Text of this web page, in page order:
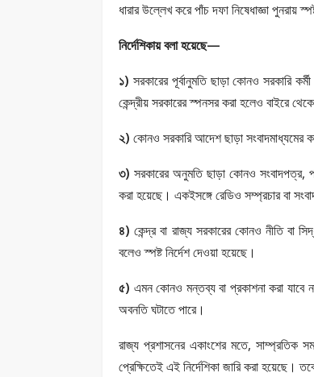
ধারার উল্লেখ করে পাঁচ দফা নিষেধাজ্ঞা পুনরায়
নির্দেশিকায় বলা হয়েছে—
১) সরকারের পূর্বানুমতি ছাড়া কোনও সরকারি
কেন্দ্রীয় সরকারের স্পনসর করা হলেও বাইরে
২) কোনও সরকারি আদেশ ছাড়া সংবাদমাধ্যমের
৩) সরকারের অনুমতি ছাড়া কোনও সংবাদপত্র,
করা হয়েছে। একইসঙ্গে রেডিও সম্প্রচার বা
৪)কেন্দ্র বা রাজ্য সরকারের কোনও নীতি বা
বলেও স্পষ্ট নির্দেশ দেওয়া হয়েছে।
৫) এমন কোনও মন্তব্য বা প্রকাশনা করা যাবে
অবনতি ঘটাতে পারে।
রাজ্য প্রশাসনের একাংশের মতে, সাম্প্রতিক
প্রেক্ষিতেই এই নির্দেশিকা জারি করা হয়েছে।